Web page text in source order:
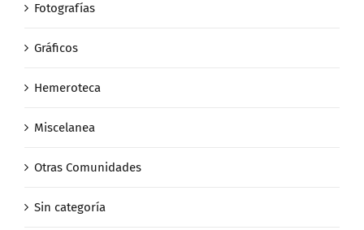
Fotografías
Gráficos
Hemeroteca
Miscelanea
Otras Comunidades
Sin categoría